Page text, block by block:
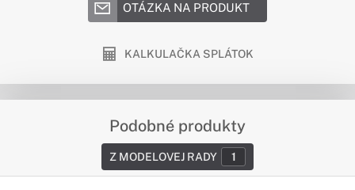
OTÁZKA NA PRODUKT
KALKULAČKA SPLÁTOK
Podobné produkty
Z MODELOVEJ RADY 1